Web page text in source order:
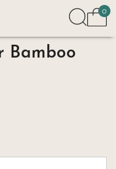
0
Bamboo